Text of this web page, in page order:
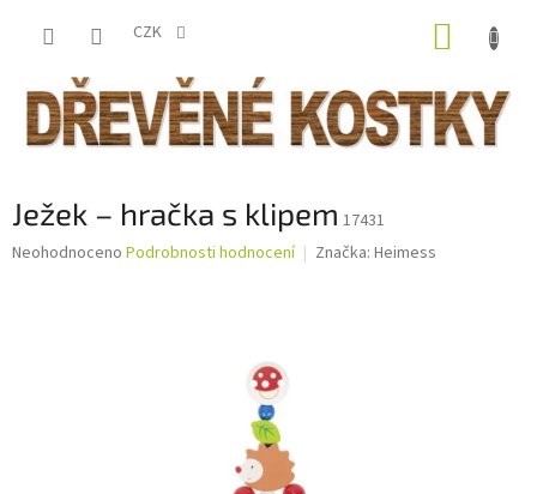
CZK
Ježek – hračka s klipem 17431
Průměrné
Neohodnoceno Podrobnosti hodnocení Značka: Heimess